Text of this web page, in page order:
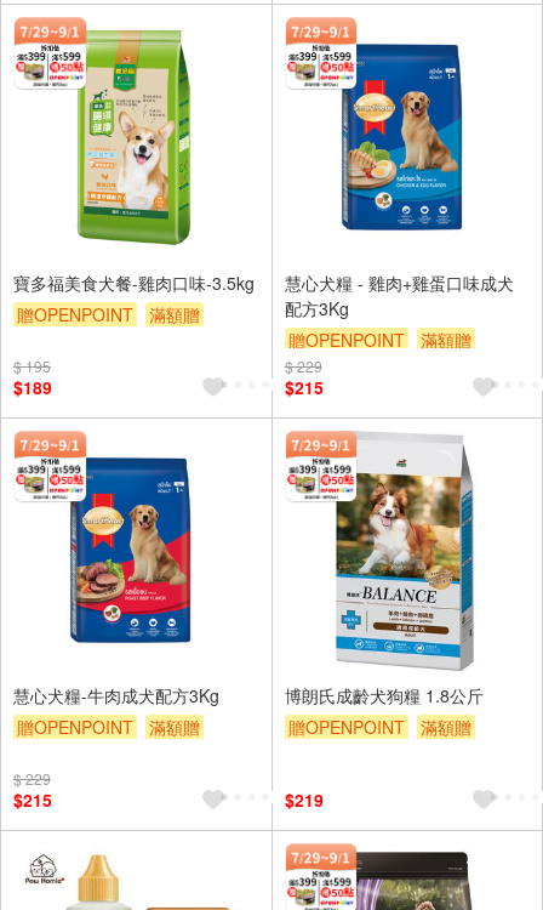
寶多福美食犬餐-雞肉口味-3.5kg
贈OPENPOINT
滿額贈
$ 195
$189
慧心犬糧 - 雞肉+雞蛋口味成犬
配方3Kg
贈OPENPOINT
滿額贈
滿額9折
$ 229
$215
慧心犬糧-牛肉成犬配方3Kg
贈OPENPOINT
滿額贈
$ 229
$215
博朗氏成齡犬狗糧 1.8公斤
贈OPENPOINT
滿額贈
$219